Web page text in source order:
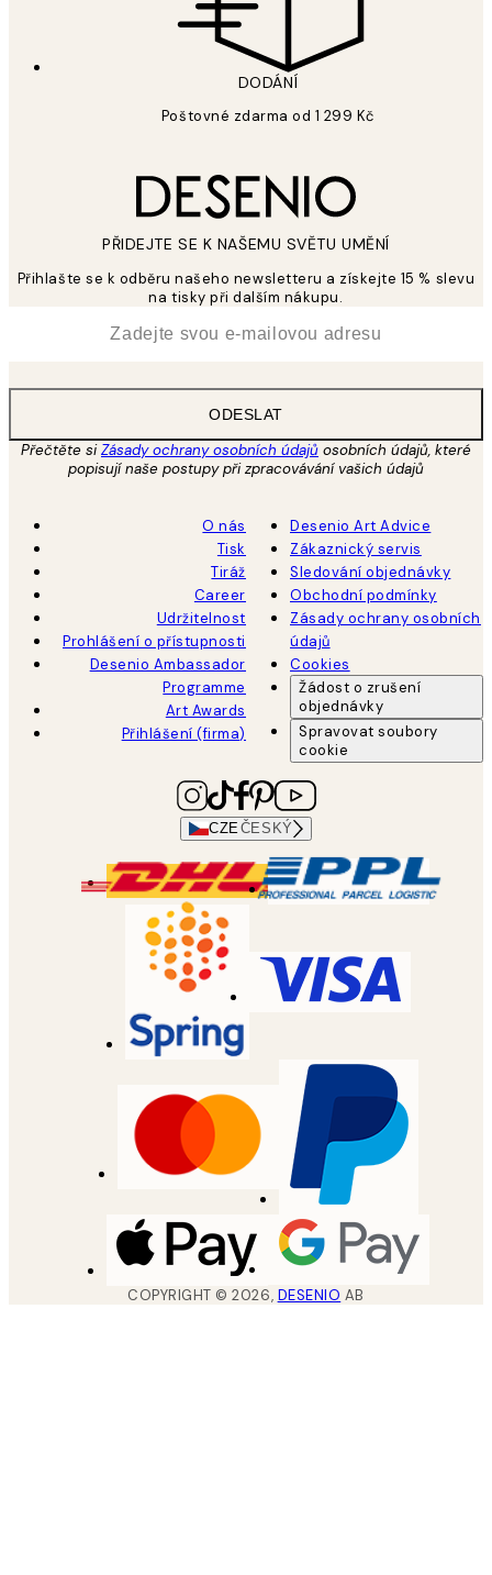
DODÁNÍ
Poštovné zdarma od 1 299 Kč
PŘIDEJTE SE K NAŠEMU SVĚTU UMĚNÍ
Přihlašte se k odběru našeho newsletteru a získejte 15 % slevu
na tisky při dalším nákupu.
ODESLAT
Přečtěte siZásady ochrany osobních údajů osobních údajů, které
popisují naše postupy při zpracovávání vašich údajů
O nás
Tisk
Tiráž
Career
Udržitelnost
Prohlášení o přístupnosti
Desenio Ambassador
Programme
Art Awards
Přihlášení (firma)
Desenio Art Advice
Zákaznický servis
Sledování objednávky
Obchodní podmínky
Zásady ochrany osobních
údajů
Cookies
Žádost o zrušení
objednávky
Spravovat soubory
cookie
CZEČESKÝ
COPYRIGHT ©2026, DESENIO AB